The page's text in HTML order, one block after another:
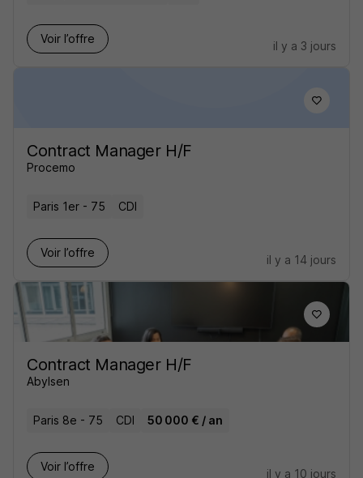
Voir l’offre
il y a 3 jours
Contract Manager H/F
Procemo
Paris 1er - 75 CDI
Voir l’offre
il y a 14 jours
Contract Manager H/F
Abylsen
Paris 8e - 75 CDI 50 000 € / an
Voir l’offre
il y a 10 jours